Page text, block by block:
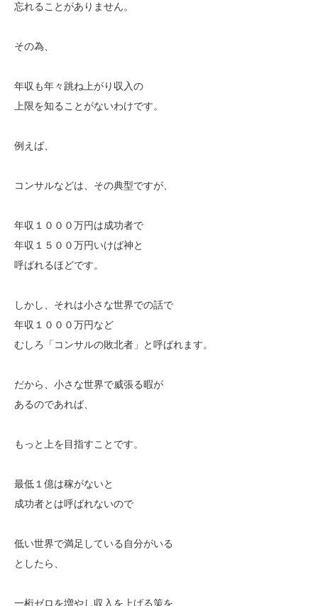
忘れることがありません。
その為、
年収も年々跳ね上がり収入の
上限を知ることがないわけです。
例えば、
コンサルなどは、その典型ですが、
年収１０００万円は成功者で
年収１５００万円いけば神と
呼ばれるほどです。
しかし、それは小さな世界での話で
年収１０００万円など
むしろ「コンサルの敗北者」と呼ばれます。
だから、小さな世界で威張る暇が
あるのであれば、
もっと上を目指すことです。
最低１億は稼がないと
成功者とは呼ばれないので
低い世界で満足している自分がいる
としたら、
一桁ゼロを増やし収入を上げる策を